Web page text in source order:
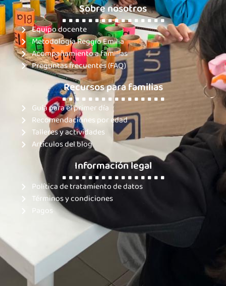
Sobre nosotros
. . . . . . . . . . . . . . . .
Equipo docente
Metodología Reggio Emilia
Acompañamiento a familias
Preguntas frecuentes (FAQ)
Recursos para familias
. . . . . . . . . . . . . . . .
Guía para el primer día
Recomendaciones por edad
Talleres y actividades
Artículos del blog
Información legal
. . . . . . . . . . . . . . . .
Política de tratamiento de datos
Términos y condiciones
Pagos